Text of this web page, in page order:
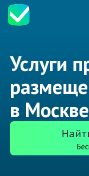
Услуги
в Москве